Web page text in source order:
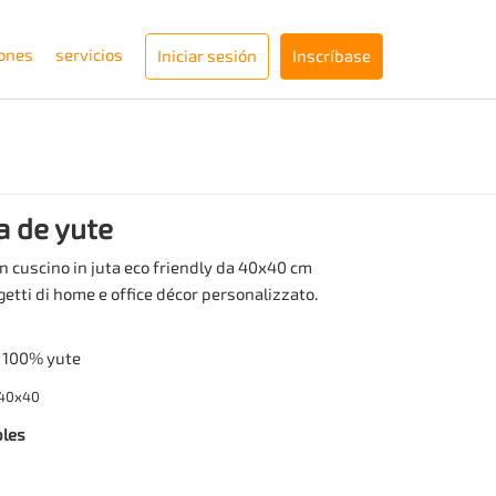
servicios Iniciar sesión Inscríbase
de yute
cuscino in juta eco friendly da 40x40 cm
di home e office décor personalizzato.
una struttura in fibra naturale con
imbottitura inclusa e zip inferiore, ideale
ad alta definizione su entrambi i
100% yute